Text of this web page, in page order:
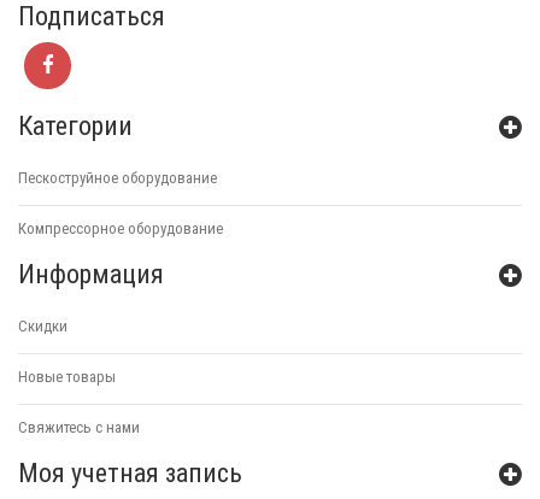
Подписаться
Категории
Пескоструйное оборудование
Компрессорное оборудование
Информация
Скидки
Новые товары
Свяжитесь с нами
Моя учетная запись